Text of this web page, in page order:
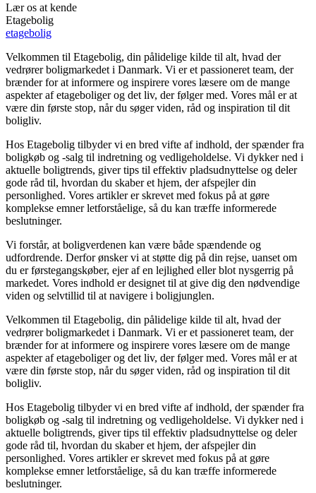
Lær os at kende
Etagebolig
etagebolig
Velkommen til Etagebolig, din pålidelige kilde til alt, hvad der
vedrører boligmarkedet i Danmark. Vi er et passioneret team, der
brænder for at informere og inspirere vores læsere om de mange
aspekter af etageboliger og det liv, der følger med. Vores mål er at
være din første stop, når du søger viden, råd og inspiration til dit
boligliv.
Hos Etagebolig tilbyder vi en bred vifte af indhold, der spænder fra
boligkøb og -salg til indretning og vedligeholdelse. Vi dykker ned i
aktuelle boligtrends, giver tips til effektiv pladsudnyttelse og deler
gode råd til, hvordan du skaber et hjem, der afspejler din
personlighed. Vores artikler er skrevet med fokus på at gøre
komplekse emner letforståelige, så du kan træffe informerede
beslutninger.
Vi forstår, at boligverdenen kan være både spændende og
udfordrende. Derfor ønsker vi at støtte dig på din rejse, uanset om
du er førstegangskøber, ejer af en lejlighed eller blot nysgerrig på
markedet. Vores indhold er designet til at give dig den nødvendige
viden og selvtillid til at navigere i boligjunglen.
Velkommen til Etagebolig, din pålidelige kilde til alt, hvad der
vedrører boligmarkedet i Danmark. Vi er et passioneret team, der
brænder for at informere og inspirere vores læsere om de mange
aspekter af etageboliger og det liv, der følger med. Vores mål er at
være din første stop, når du søger viden, råd og inspiration til dit
boligliv.
Hos Etagebolig tilbyder vi en bred vifte af indhold, der spænder fra
boligkøb og -salg til indretning og vedligeholdelse. Vi dykker ned i
aktuelle boligtrends, giver tips til effektiv pladsudnyttelse og deler
gode råd til, hvordan du skaber et hjem, der afspejler din
personlighed. Vores artikler er skrevet med fokus på at gøre
komplekse emner letforståelige, så du kan træffe informerede
beslutninger.